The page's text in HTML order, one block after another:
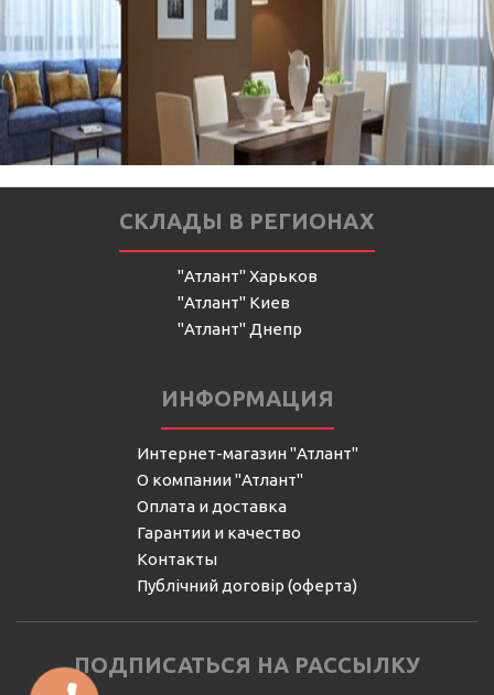
СКЛАДЫ В РЕГИОНАХ
"Атлант" Харьков
"Атлант" Киев
"Атлант" Днепр
ИНФОРМАЦИЯ
Интернет-магазин "Атлант"
О компании "Атлант"
Оплата и доставка
Гарантии и качество
Контакты
Публічний договір (оферта)
ПОДПИСАТЬСЯ НА РАССЫЛКУ